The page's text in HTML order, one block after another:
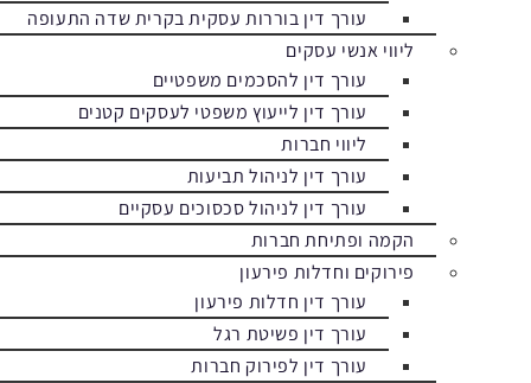
עורך דין בוררות עסקית בקרית שדה התעופה
ליווי אנשי עסקים
עורך דין להסכמים משפטיים
עורך דין לייעוץ משפטי לעסקים קטנים
ליווי חברות
עורך דין לניהול תביעות
עורך דין לניהול סכסוכים עסקיים
הקמה ופתיחת חברות
פירוקים וחדלות פירעון
עורך דין חדלות פירעון
עורך דין פשיטת רגל
עורך דין לפירוק חברות